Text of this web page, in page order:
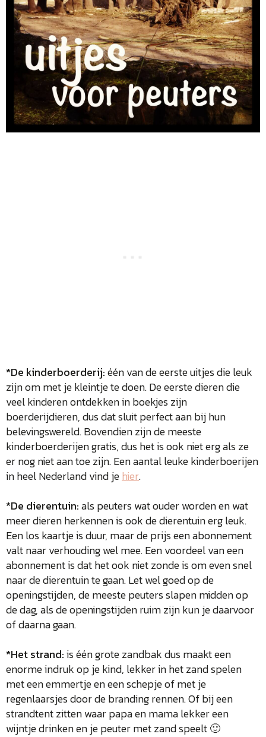
*De kinderboerderij:één van de eerste uitjes die leuk
zijn om met je kleintje te doen. De eerste dieren die
veel kinderen ontdekken in boekjes zijn
boerderijdieren, dus dat sluit perfect aan bij hun
belevingswereld. Bovendien zijn de meeste
kinderboerderijen gratis, dus het is ook niet erg als ze
er nog niet aan toe zijn. Een aantal leuke kinderboerijen
in heel Nederland vind jehier.
*De dierentuin:als peuters wat ouder worden en wat
meer dieren herkennen is ook de dierentuin erg leuk.
Een los kaartje is duur, maar de prijs een abonnement
valt naar verhouding wel mee. Een voordeel van een
abonnement is dat het ook niet zonde is om even snel
naar de dierentuin te gaan. Let wel goed op de
openingstijden, de meeste peuters slapen midden op
de dag, als de openingstijden ruim zijn kun je daarvoor
of daarna gaan.
*Het strand:is één grote zandbak dus maakt een
enorme indruk op je kind, lekker in het zand spelen
met een emmertje en een schepje of met je
regenlaarsjes door de branding rennen. Of bij een
strandtent zitten waar papa en mama lekker een
wijntje drinken en je peuter met zand speelt 🙂